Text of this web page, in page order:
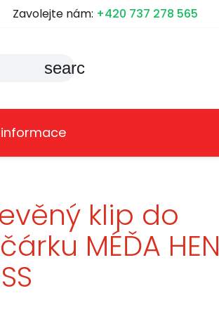
Zavolejte nám: +420 737 278 565
search
klip do
MÉĎA